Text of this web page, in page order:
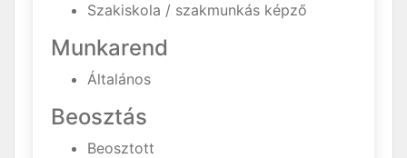
Szakiskola / szakmunkás képző
Munkarend
Általános
Beosztás
Beosztott